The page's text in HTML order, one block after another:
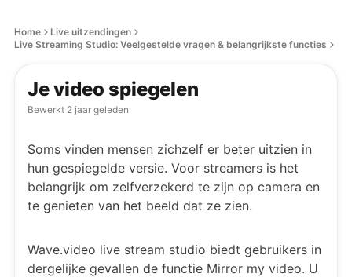
Home
Live uitzendingen
Live Streaming Studio: Veelgestelde vragen & belangrijkste functies
Je video spiegelen
Bewerkt 2 jaar geleden
Soms vinden mensen zichzelf er beter uitzien in
hun gespiegelde versie. Voor streamers is het
belangrijk om zelfverzekerd te zijn op camera en
te genieten van het beeld dat ze zien.
Wave.video live stream studio biedt gebruikers in
dergelijke gevallen de functie Mirror my video. U